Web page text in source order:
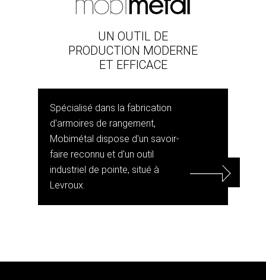
UN OUTIL DE
PRODUCTION MODERNE
ET EFFICACE
Spécialisé dans la fabrication
d'armoires de rangement,
Mobimétal dispose d'un savoir-
faire reconnu et d'un outil
industriel de pointe, situé à
Levroux.